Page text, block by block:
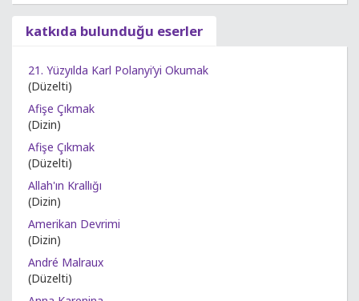
katkıda bulunduğu eserler
21. Yüzyılda Karl Polanyi’yi Okumak
(Düzelti)
Afişe Çıkmak
(Dizin)
Afişe Çıkmak
(Düzelti)
Allah'ın Krallığı
(Dizin)
Amerikan Devrimi
(Dizin)
André Malraux
(Düzelti)